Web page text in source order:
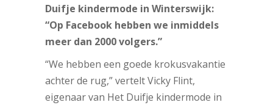
Duifje kindermode in Winterswijk:
“Op Facebook hebben we inmiddels
meer dan 2000 volgers.”
“We hebben een goede krokusvakantie
achter de rug,” vertelt Vicky Flint,
eigenaar van Het Duifje kindermode in